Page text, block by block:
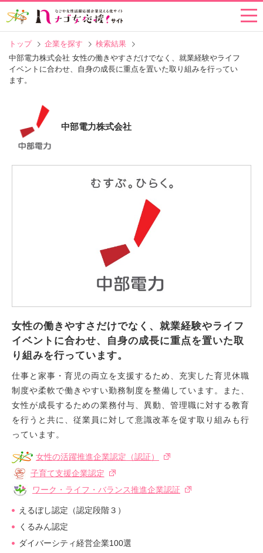
トップ 企業を探す
検索結果
中部電力株式会社 女性の働きやすさだけでなく、就業経験やライフ
イベントに合わせ、自身の成長に重点を置いた取り組みを行ってい
ます。
中部電力株式会社
女性の働きやすさだけでなく、就業経験やライフ
イベントに合わせ、自身の成長に重点を置いた取
り組みを行っています。
仕事と家事・育児の両立を支援するため、充実した育児休職
制度や柔軟で働きやすい勤務制度を整備しています。また、
女性が成長するための業務付与、異動、管理職に対する教育
を行うと共に、従業員に対して意識改革を促す取り組みも行
っています。
女性の活躍推進企業認定（認証）
子育て支援企業認定
ワーク・ライフ・バランス推進企業認証
えるぼし認定（認定段階３）
くるみん認定
ダイバーシティ経営企業100選